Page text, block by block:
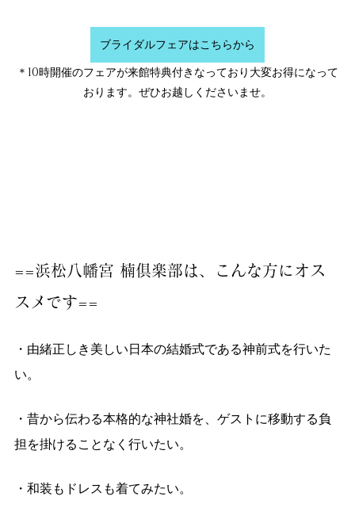
ブライダルフェアはこちらから
＊10時開催のフェアが来館特典付きなっており大変お得になって
おります。ぜひお越しくださいませ。
==浜松八幡宮 楠倶楽部は、こんな方にオス
スメです==
・由緒正しき美しい日本の結婚式である神前式を行いた
い。
・昔から伝わる本格的な神社婚を、ゲストに移動する負
担を掛けることなく行いたい。
・和装もドレスも着てみたい。